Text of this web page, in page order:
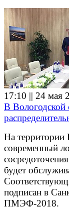
17:10 || 24 мая
В Вологодской
На территории
современный
будет
подписан в
ПМЭФ-2018.